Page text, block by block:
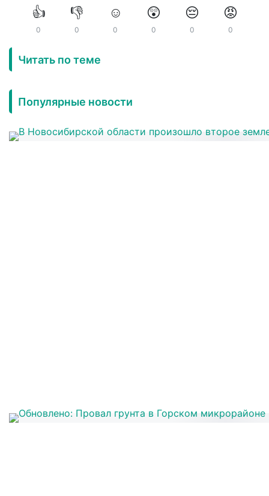
👍
0
👎
0
☺️
0
😲
0
😔
0
😡
0
Читать по теме
Популярные новости